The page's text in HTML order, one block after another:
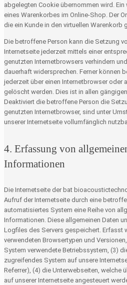
abgelegten Cookie übernommen wird.
eines Warenkorbes im Online-Shop. Der
die ein Kunde in den virtuellen Warenkorb
Die betroffene Person kann die Setzung
Internetseite jederzeit mittels einer
genutzten Internetbrowsers verhindern
dauerhaft widersprechen. Ferner können
jederzeit über einen Internetbrowser oder
gelöscht werden. Dies ist in allen
Deaktiviert die betroffene Person die
genutzten Internetbrowser, sind unter
unserer Internetseite vollumfänglich
4. Erfassung von
Informationen
Die Internetseite der bat
Aufruf der Internetseite durch eine
automatisiertes System eine Reihe von
Informationen. Diese allgemeinen Daten
Logfiles des Servers gespeichert. Erfasst
verwendeten Browsertypen und
System verwendete Betriebssystem, (3)
zugreifendes System auf unsere
Referrer), (4) die Unterwebseiten, welche
auf unserer Internetseite angesteuert